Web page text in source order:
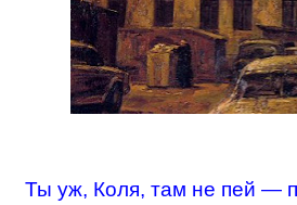
Ты уж, Коля, там не пей —